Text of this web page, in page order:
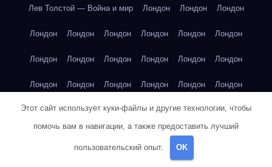
Лев Толстой — Война и мир Лондон Лондон Лондон
Лондон Лондон Лондон Лондон Лондон Лондон
Лондон Лондон Лондон Лондон Лондон Лондон
Лондон Лондон Лондон Лондон Лондон Лондон
Лондон Лондон Лондон Лондон Лос-Анджелес
Лос-Анджелес
Лос-Анджелес
Этот сайт использует куки-файлы и другие технологии, чтобы
помочь вам в навигации, а также предоставить лучший
пользовательский опыт. OK